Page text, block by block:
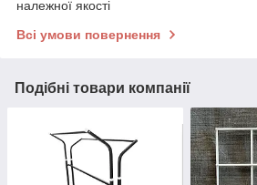
належної якості
Всі умови повернення
Подібні товари компанії